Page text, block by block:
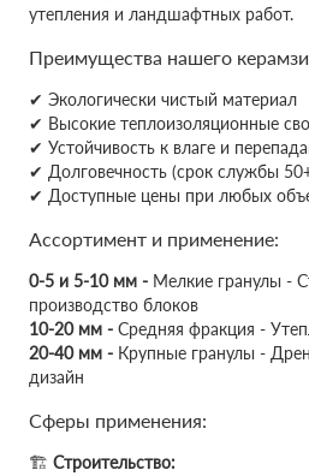
утепления и ландшафтных работ.
Преимущества нашего
✔ Экологически чистый материал
✔ Высокие теплоизоляционные
✔ Устойчивость к влаге и
✔ Долговечность (срок службы
✔ Доступные цены при любых
Ассортимент и применение:
0-5 и 5-10 мм - Мелкие гранулы -
производство блоков
10-20 мм - Средняя фракция -
20-40 мм - Крупные гранулы -
дизайн
Сферы применения:
🏗 Строительство: